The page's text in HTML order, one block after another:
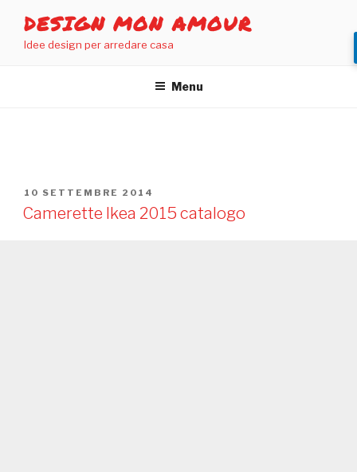
contenuto
DESIGN MON AMOUR
Idee design per arredare casa
Menu
PUBBLICATO
IL
10 SETTEMBRE 2014
Camerette Ikea 2015 catalogo